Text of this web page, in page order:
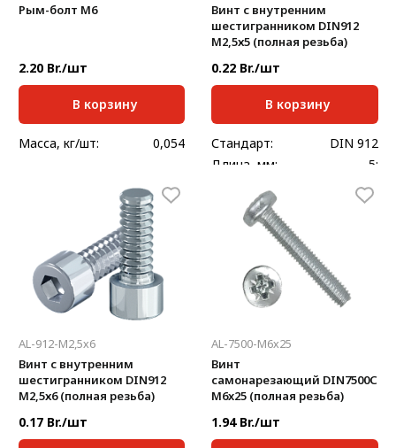
Рым-болт М6
2.20 Br./шт
В корзину
Масса, кг/шт: 0,054
Винт с внутренним
шестигранником DIN912
M2,5х5 (полная резьба)
0.22 Br./шт
В корзину
Стандарт:
DIN 912
Длина, мм:
5;
AL-912-M2,5х6
Винт с внутренним
шестигранником DIN912
M2,5х6 (полная резьба)
0.17 Br./шт
AL-7500-M6х25
Винт
самонарезающий DIN7500С
М6x25 (полная резьба)
1.94 Br./шт